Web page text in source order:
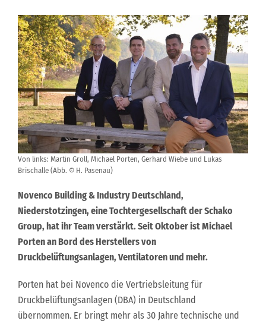
Von links: Martin Groll, Michael Porten, Gerhard Wiebe und Lukas
Brischalle (Abb. © H. Pasenau)
Novenco Building & Industry Deutschland,
Niederstotzingen, eine Tochtergesellschaft der Schako
Group, hat ihr Team verstärkt. Seit Oktober ist Michael
Porten an Bord des Herstellers von
Druckbelüftungsanlagen, Ventilatoren und mehr.
Porten hat bei Novenco die Vertriebsleitung für
Druckbelüftungsanlagen (DBA) in Deutschland
übernommen. Er bringt mehr als 30 Jahre technische und